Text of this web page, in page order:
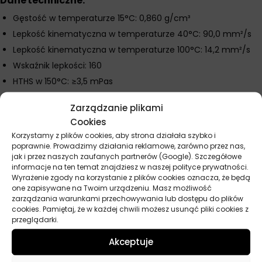
Zarządzanie plikami
Cookies
Korzystamy z plików cookies, aby strona działała szybko i
poprawnie. Prowadzimy działania reklamowe, zarówno przez nas,
jak i przez naszych zaufanych partnerów (Google). Szczegółowe
informacje na ten temat znajdziesz w naszej polityce prywatności.
Wyrażenie zgody na korzystanie z plików cookies oznacza, że będą
one zapisywane na Twoim urządzeniu. Masz możliwość
zarządzania warunkami przechowywania lub dostępu do plików
cookies. Pamiętaj, że w każdej chwili możesz usunąć pliki cookies z
przeglądarki.
Akceptuje
Gęstość w temperaturze 15°C: 0,860 g/cm³
Lepkość kinematyczna w temperaturze 40°C: 90,0 mm²/s
Lepkość kinematyczna w temperaturze 100°C: 14,2 mm²/s
Wskaźnik lepkości: 160
HTHS w 150°C: ≥3,5 mPas
Temperatura zapłonu: 230°C
Strata na skutek parowania (Noack): 11,2%
Popiół siarczanowy: 1,0–1,6%
Barwa: Szaro-czarna
Parametry techniczne
Liqui Moly